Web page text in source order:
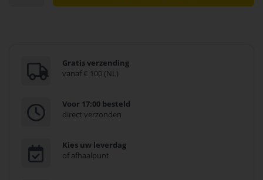
Gratis verzending
vanaf € 100 (NL)
Voor 17:00 besteld
direct verzonden
Kies uw leverdag
of afhaalpunt